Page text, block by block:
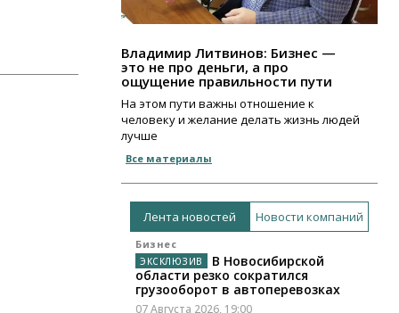
Владимир Литвинов: Бизнес —
это не про деньги, а про
ощущение правильности пути
На этом пути важны отношение к
человеку и желание делать жизнь людей
лучше
Все материалы
Лента новостей Новости компаний
Бизнес
В Новосибирской
области резко сократился
грузооборот в автоперевозках
07 Августа 2026, 19:00